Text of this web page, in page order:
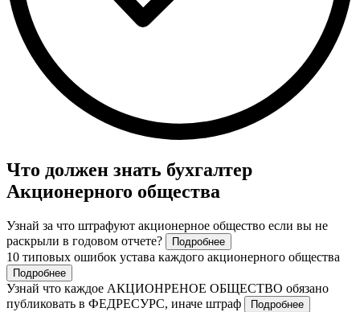
Что должен знать бухгалтер
Акционерного общества
Узнай за что штрафуют акционерное общество если вы не
раскрыли в годовом отчете?
Подробнее
10 типовых ошибок устава каждого акционерного общества
Подробнее
Узнай что каждое АКЦИОНРЕНОЕ ОБЩЕСТВО обязано
публиковать в ФЕДРЕСУРС, иначе штраф
Подробнее